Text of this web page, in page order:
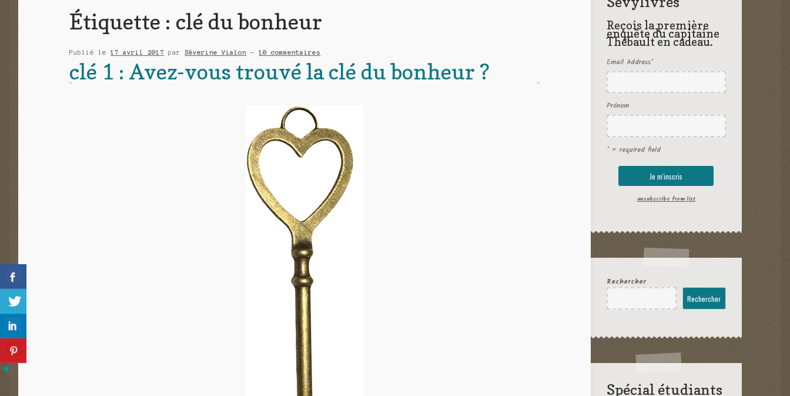
Étiquette : clé du bonheur
Publié le17 avril 2017 parSéverine Vialon —10 commentaires
clé 1 : Avez-vous trouvé la clé du bonheur ?
Reçois la première
enquête du capitaine
Thébault en cadeau.
Email Address*
Prénom
* = required field
unsubscribe from list
Rechercher
Rechercher
Spécial étudiants